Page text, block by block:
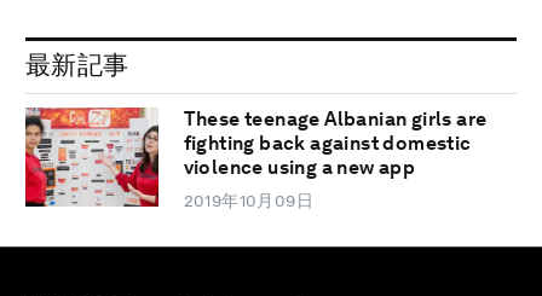
最新記事
These teenage Albanian girls are
fighting back against domestic
violence using a new app
2019年10月09日